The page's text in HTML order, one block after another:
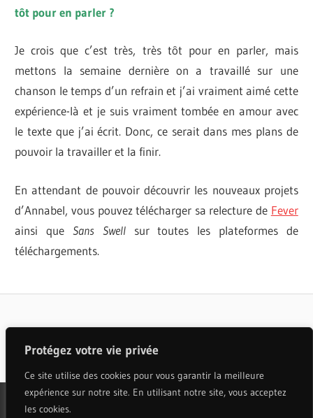
Protégez votre vie privée
Ce site utilise des cookies pour vous garantir la meilleure
expérience sur notre site. En utilisant notre site, vous acceptez
les cookies.
tôt pour en parler ?
Je crois que c’est très, très tôt pour en parler, mais
mettons la semaine dernière on a travaillé sur une
chanson le temps d’un refrain et j’ai vraiment aimé cette
expérience-là et je suis vraiment tombée en amour avec
le texte que j’ai écrit. Donc, ce serait dans mes plans de
pouvoir la travailler et la finir.
En attendant de pouvoir découvrir les nouveaux projets
d’Annabel, vous pouvez télécharger sa relecture de Fever
ainsi que Sans Swellsur toutes les plateformes de
téléchargements.
ENTREVUES
TÉLÉVISION
ENTREVUE
LARA
FABIAN
STAR